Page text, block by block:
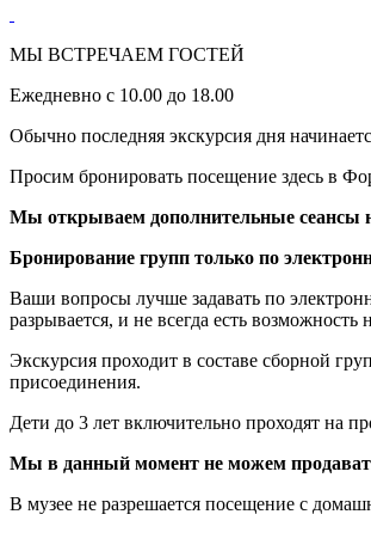
МЫ ВСТРЕЧАЕМ ГОСТЕЙ
Ежедневно с 10.00 до 18.00
Обычно последняя экскурсия дня
Просим бронировать посещение здесь в
Мы открываем дополнительные сеансы
Бронирование групп только по
Ваши вопросы лучше задавать по
разрывается, и не всегда есть возможность
Экскурсия проходит в составе сборной
присоединения.
Дети до 3 лет включительно проходят на
Мы в данный момент не можем
В музее не разрешается посещение с